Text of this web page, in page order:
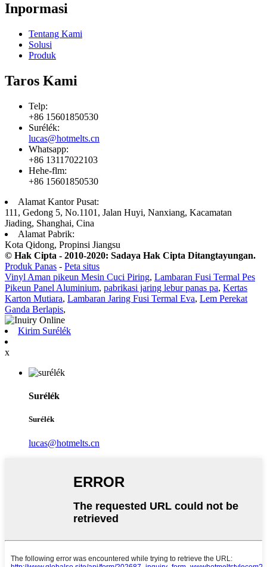
Inpormasi
Tentang Kami
Solusi
Produk
Taros Kami
Telp:
+86 15601850530
Surélék:
lucas@hotmelts.cn
Whatsapp:
+86 13117022103
Hehe-flm:
+86 15601850530
Alamat Kantor Pusat:
111, Gedong 5, No.1101, Jalan Huyi, Nanxiang, Kacamatan
Jiading, Shanghai, Cina
Alamat Pabrik:
Kota Qidong, Propinsi Jiangsu
© Hak Cipta - 2010-2020: Sadaya Hak Cipta Ditangtayungan.
Produk Panas - Peta situs
Vinyl Aman pikeun Mesin Cuci Piring, Lambaran Fusi Termal Pes
Pikeun Panel Aluminium, pabrikasi jaring lebur panas pa, Kertas
Karton Mutiara, Lambaran Jaring Fusi Termal Eva, Lem Perekat
Ganda Berlapis,
Kirim Surélék
x
Surélék
Surélék
lucas@hotmelts.cn